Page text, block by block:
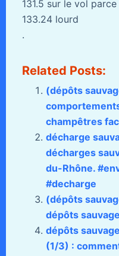
131.5 sur le vol
133.24 lourd
.
Related Posts:
(dépôts
champêtres
décharge
décharges
du-Rhône.
#decharge
(dépôts
dépôts
dépôts
(1/3) :